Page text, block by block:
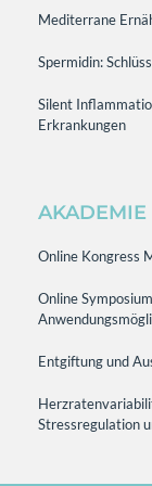
Mediterrane
Spermidin:
Silent
Erkrankungen
AKADEMIE
Online Kongress
Online
Entgiftung und
Stressregulation